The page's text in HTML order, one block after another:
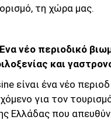
τη χώρα μας.
νέο περιοδικό
και
είναι ένα νέο
για τον
Ελλάδας που